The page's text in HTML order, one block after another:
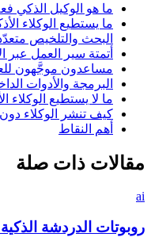
ما هو الوكيل الذكي
ما يستطيع الوكلاء
البحث والتلخيص
أتمتة سير العمل عبر
مساعدون موجَّهون
البرمجة والأدوات
ما لا يستطيع الوكلاء
كيف تنشر الوكلاء
أهم النقاط
مقالات ذات صلة
ai
روبوتات الدردشة